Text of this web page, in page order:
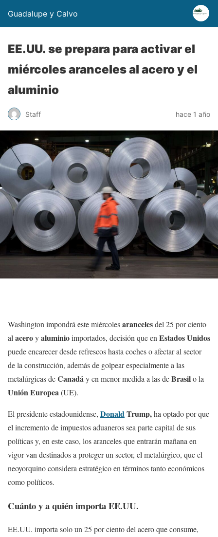
Guadalupe y Calvo
EE.UU. se prepara para activar el
miércoles aranceles al acero y el
aluminio
Staff hace 1 año
Washington impondrá este miércolesarancelesdel 25 por ciento
al aceroyaluminioimportados, decisión que en Estados Unidos
puede encarecer desde refrescos hasta coches o afectar al sector
de la construcción, además de golpear especialmente a las
metalúrgicas deCanadáy en menor medida a las deBrasilo la
Unión Europea(UE).
El presidente estadounidense, DonaldTrump,ha optado por que
el incremento de impuestos aduaneros sea parte capital de sus
políticas y, en este caso, los aranceles que entrarán mañana en
vigor van destinados a proteger un sector, el metalúrgico, que el
neoyorquino considera estratégico en términos tanto económicos
como políticos.
Cuánto y a quién importa EE.UU.
EE.UU. importa solo un 25 por ciento del acero que consume,